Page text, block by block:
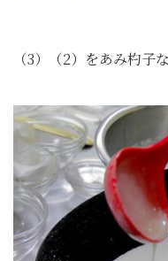
（3）（2）をあみ杓子